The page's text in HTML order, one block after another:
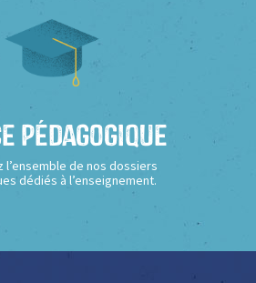
Pédagogique
l’ensemble de nos dossiers
dédiés à l’enseignement.